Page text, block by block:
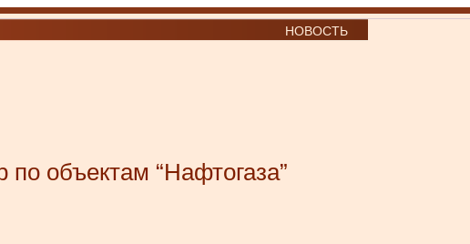
НОВОСТЬ
объектам “Нафтогаза”